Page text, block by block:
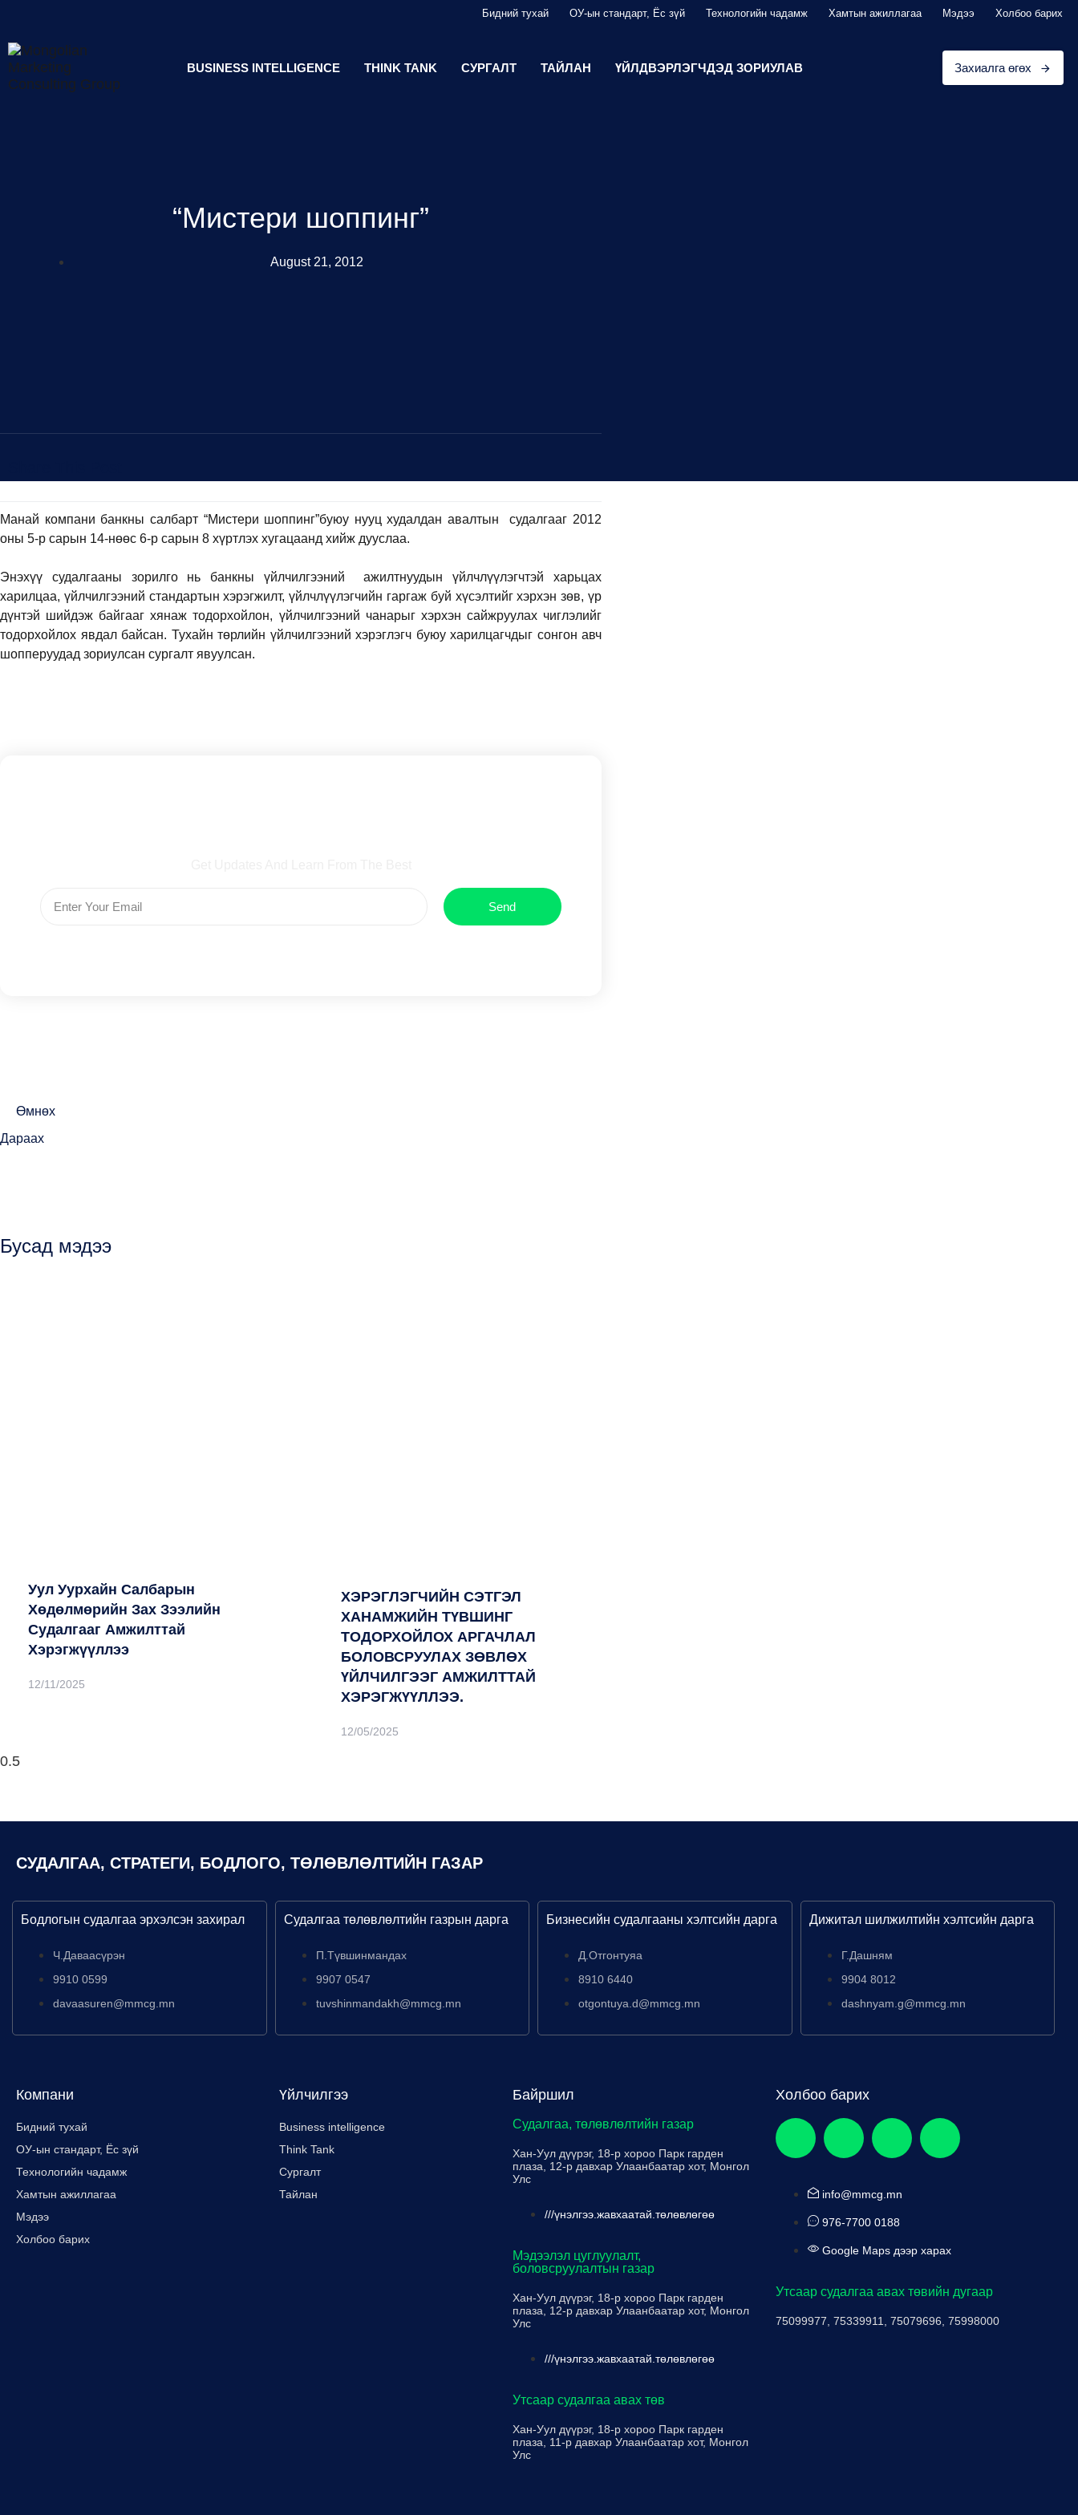
Бидний тухай ОУ-ын стандарт, Ёс зүй Технологийн чадамж Хамтын ажиллагаа Мэдээ Холбоо барих
BUSINESS INTELLIGENCE THINK TANK СУРГАЛТ ТАЙЛАН ҮЙЛДВЭРЛЭГЧДЭД ЗОРИУЛАВ Захиалга өгөх
“Мистери шоппинг”
August 21, 2012
Манай компани банкны салбарт “Мистери шоппинг”буюу нууц худалдан авалтын судалгааг 2012
оны 5-р сарын 14-нөөс 6-р сарын 8 хүртлэх хугацаанд хийж дууслаа.
Энэхүү судалгааны зорилго нь банкны үйлчилгээний ажилтнуудын үйлчлүүлэгчтэй харьцах
харилцаа, үйлчилгээний стандартын хэрэгжилт, үйлчлүүлэгчийн гаргаж буй хүсэлтийг хэрхэн зөв, үр
дүнтэй шийдэж байгааг хянаж тодорхойлон, үйлчилгээний чанарыг хэрхэн сайжруулах чиглэлийг
тодорхойлох явдал байсан. Тухайн төрлийн үйлчилгээний хэрэглэгч буюу харилцагчдыг сонгон авч
шопперуудад зориулсан сургалт явуулсан.
Send
Өмнөх
Дараах
Бусад мэдээ
Уул Уурхайн Салбарын
Хөдөлмөрийн Зах Зээлийн
Судалгааг Амжилттай
Хэрэгжүүллээ
12/11/2025
ХЭРЭГЛЭГЧИЙН СЭТГЭЛ
ХАНАМЖИЙН ТҮВШИНГ
ТОДОРХОЙЛОХ АРГАЧЛАЛ
БОЛОВСРУУЛАХ ЗӨВЛӨХ
ҮЙЛЧИЛГЭЭГ АМЖИЛТТАЙ
ХЭРЭГЖҮҮЛЛЭЭ.
12/05/2025
СУДАЛГАА, СТРАТЕГИ, БОДЛОГО, ТӨЛӨВЛӨЛТИЙН ГАЗАР
Бодлогын судалгаа эрхэлсэн захирал
Ч.Даваасүрэн
9910 0599
davaasuren@mmcg.mn
Судалгаа төлөвлөлтийн газрын дарга
П.Түвшинмандах
9907 0547
tuvshinmandakh@mmcg.mn
Бизнесийн судалгааны хэлтсийн дарга
Д.Отгонтуяа
8910 6440
otgontuya.d@mmcg.mn
Дижитал шилжилтийн хэлтсийн дарга
Г.Дашням
9904 8012
dashnyam.g@mmcg.mn
Компани
Бидний тухай
ОУ-ын стандарт, Ёс зүй
Технологийн чадамж
Хамтын ажиллагаа
Мэдээ
Холбоо барих
Үйлчилгээ
Business intelligence
Think Tank
Сургалт
Тайлан
Байршил
Судалгаа, төлөвлөлтийн газар
Хан-Уул дүүрэг, 18-р хороо Парк гарден
плаза, 12-р давхар Улаанбаатар хот, Монгол
Улс
///үнэлгээ.жавхаатай.төлөвлөгөө
Мэдээлэл цуглуулалт,
боловсруулалтын газар
Хан-Уул дүүрэг, 18-р хороо Парк гарден
плаза, 12-р давхар Улаанбаатар хот, Монгол
Улс
///үнэлгээ.жавхаатай.төлөвлөгөө
Утсаар судалгаа авах төв
Хан-Уул дүүрэг, 18-р хороо Парк гарден
плаза, 11-р давхар Улаанбаатар хот, Монгол
Улс
Холбоо барих
info@mmcg.mn
976-7700 0188
Google Maps дээр харах
Утсаар судалгаа авах төвийн дугаар
75099977, 75339911, 75079696, 75998000